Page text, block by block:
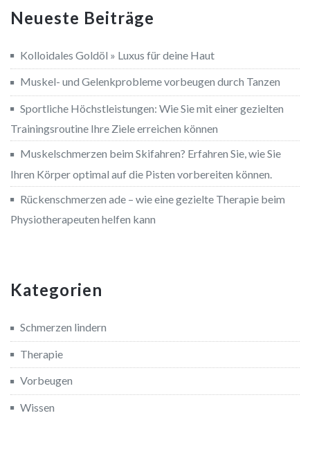
Neueste Beiträge
Kolloidales Goldöl » Luxus für deine Haut
Muskel- und Gelenkprobleme vorbeugen durch Tanzen
Sportliche Höchstleistungen: Wie Sie mit einer gezielten
Trainingsroutine Ihre Ziele erreichen können
Muskelschmerzen beim Skifahren? Erfahren Sie, wie Sie
Ihren Körper optimal auf die Pisten vorbereiten können.
Rückenschmerzen ade – wie eine gezielte Therapie beim
Physiotherapeuten helfen kann
Kategorien
Schmerzen lindern
Therapie
Vorbeugen
Wissen